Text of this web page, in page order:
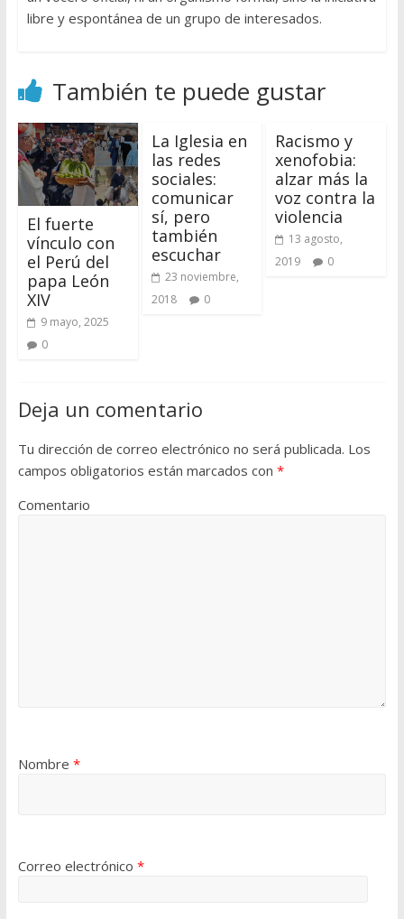
libre y espontánea de un grupo de interesados.
También te puede gustar
El fuerte
vínculo con
el Perú del
papa León
XIV
9 mayo, 2025
0
La Iglesia en
las redes
sociales:
comunicar
sí, pero
también
escuchar
23 noviembre,
2018
0
Racismo y
xenofobia:
alzar más la
voz contra la
violencia
13 agosto,
2019
0
Deja un comentario
Tu dirección de correo electrónico no será publicada. Los
campos obligatorios están marcados con *
Comentario
Nombre *
Correo electrónico *